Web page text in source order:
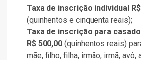
Taxa de inscrição individual
(quinhentos e cinquenta reais);
Taxa de inscrição para
R$ 500,00 (quinhentos reais)
mãe, filho, filha, irmão, irmã, avô,